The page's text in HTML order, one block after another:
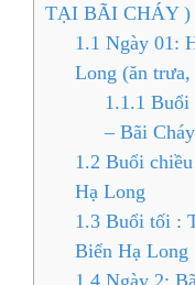
TẠI BÃI CHÁY )
1.1 Ngày 01:
Long (ăn
1.1.1 Buổi
– Bãi
1.2 Buổi
Hạ Long
1.3 Buổi tối :
Biển Hạ Long
1.4 Ngày 2: